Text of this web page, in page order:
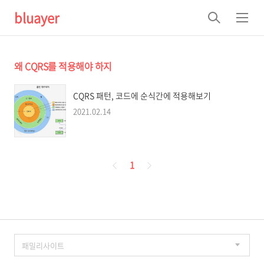
bluayer
검
색
메
뉴
왜 CQRS를 적용해야 하지
CQRS 패턴, 코드에 순식간에 적용해보기
2021.02.14
페
1